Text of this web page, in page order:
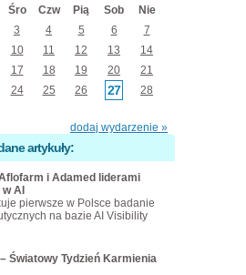
Śro Czw Pią Sob
Nie
3 4 5 6
7
10 11 12 13
14
17 18 19 20
21
24 25 26 27
28
dodaj wydarzenie »
artykuły:
i Adamed liderami
AI
pierwsze w Polsce badanie
na bazie AI Visibility
Światowy Tydzień Karmienia